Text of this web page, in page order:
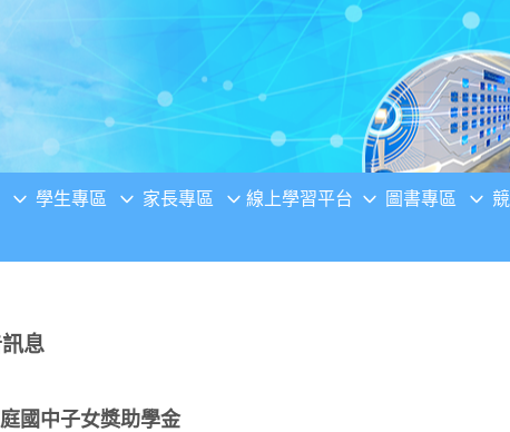
學生專區 家長專區 線上學習平台 圖書專區
息
國中子女獎助學金